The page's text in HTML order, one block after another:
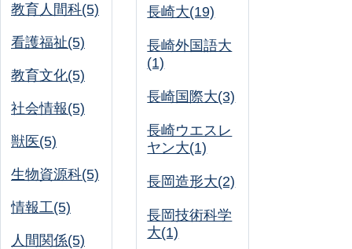
教育人間科(5)
看護福祉(5)
教育文化(5)
社会情報(5)
獣医(5)
生物資源科(5)
情報工(5)
人間関係(5)
長崎大(19)
長崎外国語大
(1)
長崎国際大(3)
長崎ウエスレ
ヤン大(1)
長岡造形大(2)
長岡技術科学
大(1)